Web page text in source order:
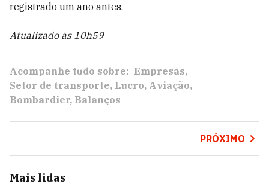
registrado um ano antes.
Atualizado às 10h59
Acompanhe tudo sobre: Empresas
Setor de transporte Lucro Aviação
Bombardier Balanços
PRÓXIMO
Mais lidas